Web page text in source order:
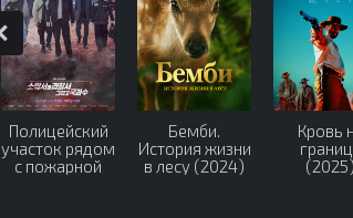
Полицейский
участок рядом
с пожарной
Бемби.
История жизни
в лесу (2024)
Кровь
(2025)